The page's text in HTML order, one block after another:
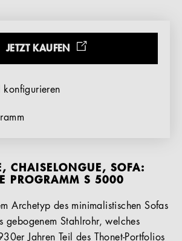
JETZT KAUFEN
konfigurieren
CHAISELONGUE, SOFA:
PROGRAMM S 5000
Archetyp des minimalistischen Sofas
gebogenem Stahlrohr, welches
Jahren Teil des Thonet-Portfolios